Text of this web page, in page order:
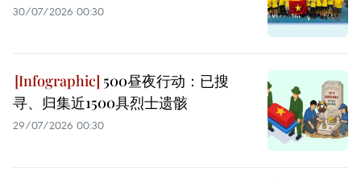
30/07/2026 00:30
500昼夜行动：已搜
寻、归集近1500具烈士遗骸
29/07/2026 00:30